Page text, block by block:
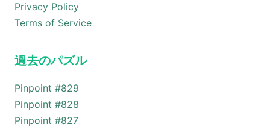
Privacy Policy
Terms of Service
過去のパズル
Pinpoint #829
Pinpoint #828
Pinpoint #827